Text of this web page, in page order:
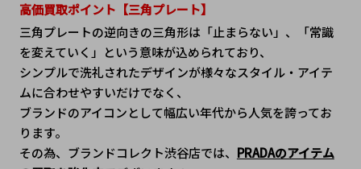
高価買取ポイント【三角プレート】
三角プレートの逆向きの三角形は「止まらない」、「常識
を変えていく」という意味が込められており、
シンプルで洗礼されたデザインが様々なスタイル・アイテ
ムに合わせやすいだけでなく、
ブランドのアイコンとして幅広い年代から人気を誇ってお
ります。
その為、ブランドコレクト渋谷店では、 PRADAのアイテム